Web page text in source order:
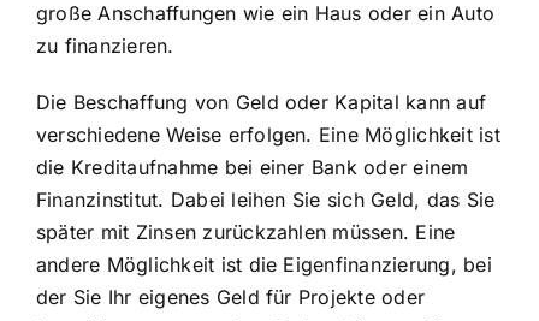
große Anschaffungen wie ein Haus oder ein Auto
zu finanzieren.
Die Beschaffung von Geld oder Kapital kann auf
verschiedene Weise erfolgen. Eine Möglichkeit ist
die Kreditaufnahme bei einer Bank oder einem
Finanzinstitut. Dabei leihen Sie sich Geld, das Sie
später mit Zinsen zurückzahlen müssen. Eine
andere Möglichkeit ist die Eigenfinanzierung, bei
der Sie Ihr eigenes Geld für Projekte oder